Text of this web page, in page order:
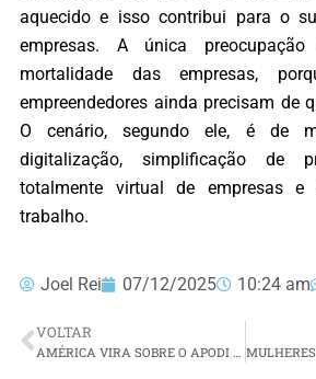
aquecido e isso contribui para o
empresas. A única
mortalidade das empresas,
empreendedores ainda precisam de
O cenário, segundo ele, é de
digitalização, simplificação de
totalmente virtual de empresas e
trabalho.
Joel Rei 07/12/2025 10:24 am
VOLTAR